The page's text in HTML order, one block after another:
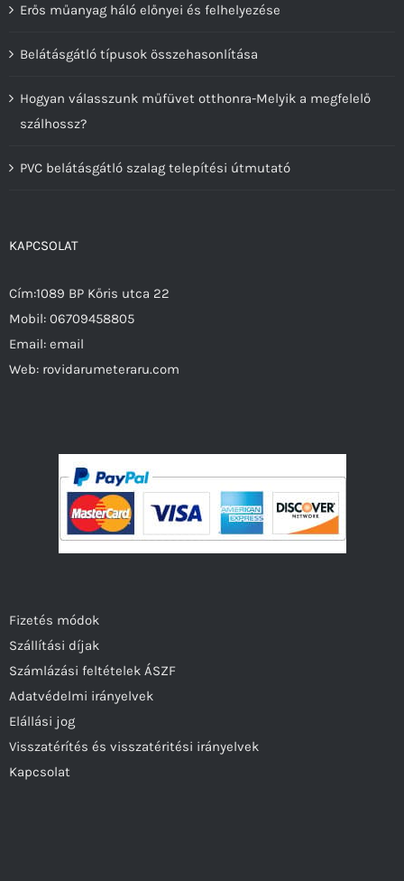
Erős műanyag háló előnyei és felhelyezése
Belátásgátló típusok összehasonlítása
Hogyan válasszunk műfüvet otthonra-Melyik a megfelelő
szálhossz?
PVC belátásgátló szalag telepítési útmutató
KAPCSOLAT
Cím:1089 BP Kőris utca 22
Mobil: 06709458805
Email: email
Web: rovidarumeteraru.com
Fizetés módok
Szállítási díjak
Számlázási feltételek ÁSZF
Adatvédelmi irányelvek
Elállási jog
Visszatérítés és visszatéritési irányelvek
Kapcsolat